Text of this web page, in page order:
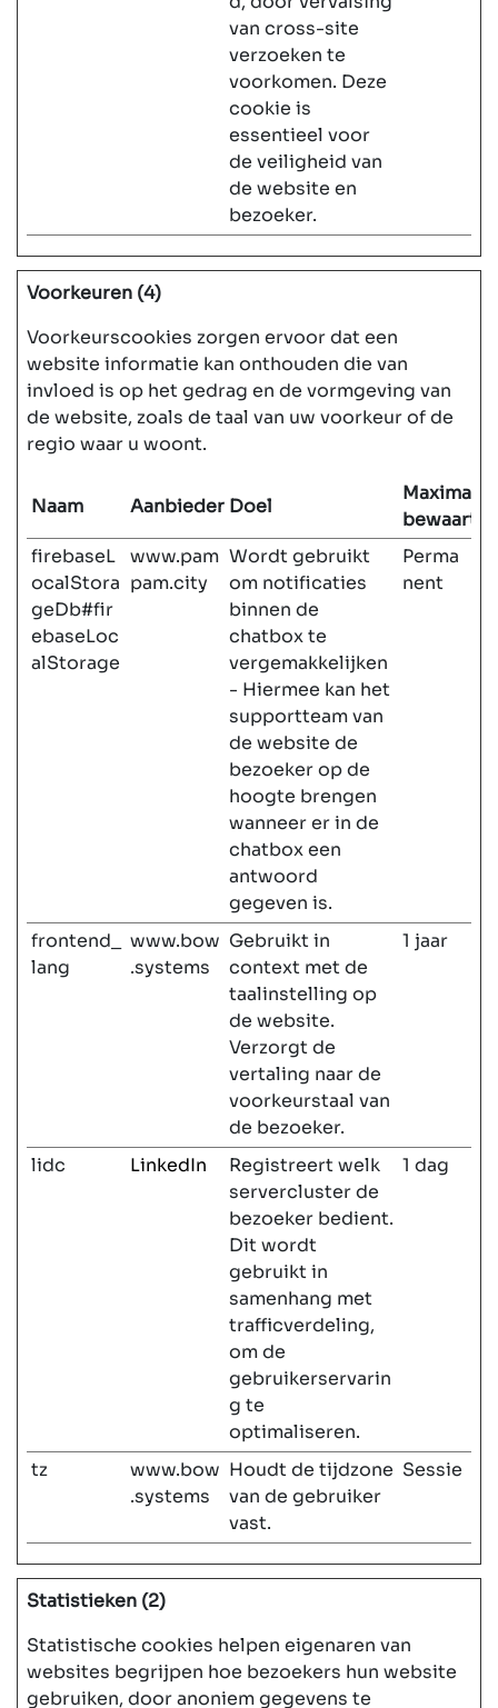
van cross-site
verzoeken te
voorkomen. Deze
cookie is
essentieel voor
de veiligheid van
de website en
bezoeker.
Voorkeuren (4)
Voorkeurscookies zorgen ervoor dat een
website informatie kan onthouden die van
invloed is op het gedrag en de vormgeving van
de website, zoals de taal van uw voorkeur of de
regio waar u woont.
Naam Aanbieder Doel
Maximale
firebaseL
ocalStora
geDb#fir
ebaseLoc
alStorage
www.pam
pam.city
Wordt gebruikt
om notificaties
binnen de
chatbox te
vergemakkelijken
- Hiermee kan het
supportteam van
de website de
bezoeker op de
hoogte brengen
wanneer er in de
chatbox een
antwoord
gegeven is.
Perma
nent
frontend_
lang
www.bow
.systems
Gebruikt in
context met de
taalinstelling op
de website.
Verzorgt de
vertaling naar de
voorkeurstaal van
de bezoeker.
1 jaar
lidc LinkedIn
Registreert welk
servercluster de
bezoeker bedient.
Dit wordt
gebruikt in
samenhang met
trafficverdeling,
om de
gebruikerservarin
g te
optimaliseren.
1 dag
tz
www.bow
.systems
Houdt de tijdzone
van de gebruiker
vast.
Sessie
Statistieken (2)
Statistische cookies helpen eigenaren van
websites begrijpen hoe bezoekers hun website
gebruiken, door anoniem gegevens te